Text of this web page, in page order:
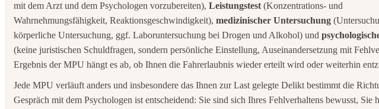
mit dem Arzt und dem Psychologen vorzubereiten), Leistungstest (Konzentrations- und
Wahrnehmungsfähigkeit, Reaktionsgeschwindigkeit), medizinischer Untersuchung
körperliche Untersuchung, ggf. Laboruntersuchung bei Drogen und Alkohol) und
(keine juristischen Schuldfragen, sondern persönliche Einstellung, Auseinandersetzung mit
Ergebnis der MPU hängt es ab, ob Ihnen die Fahrerlaubnis wieder erteilt wird oder weiterhin
Jede MPU verläuft anders und insbesondere das Ihnen zur Last gelegte Delikt bestimmt die
Gespräch mit dem Psychologen ist entscheidend: Sie sind sich Ihres Fehlverhaltens bewusst, Sie